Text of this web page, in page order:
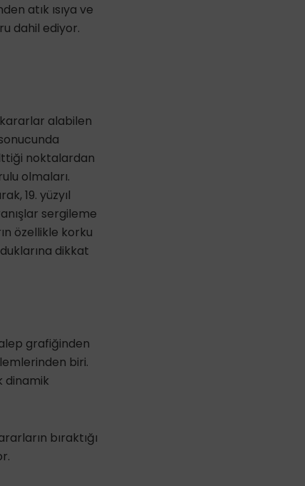
atık ısıya ve
dahil ediyor.
kararlar alabilen
noktalardan
olmaları.
19. yüzyıl
sergileme
özellikle korku
dikkat
grafiğinden
biri.
dinamik
bıraktığı